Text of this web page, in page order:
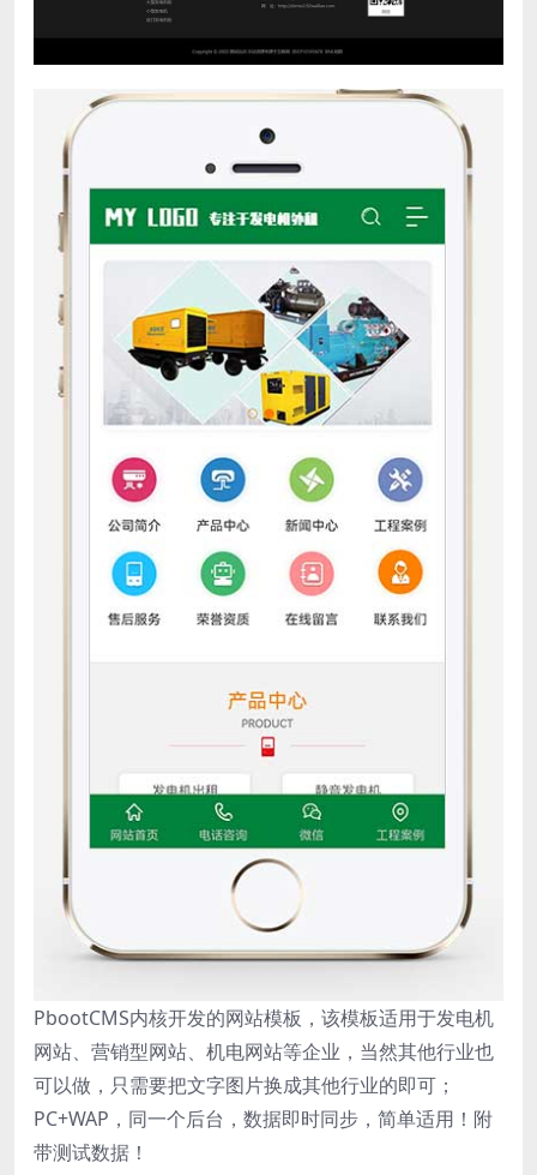
PbootCMS内核开发的网站模板，该模板适用于发电机
网站、营销型网站、机电网站等企业，当然其他行业也
可以做，只需要把文字图片换成其他行业的即可；
PC+WAP，同一个后台，数据即时同步，简单适用！附
带测试数据！